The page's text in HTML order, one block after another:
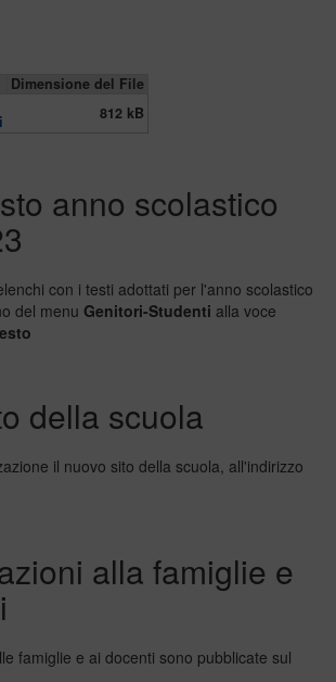
Dimensione del File
812 kB
anno scolastico
con i testi adottati per l'anno scolastico
del menu Genitori-Studenti alla voce
della scuola
il nuovo sito della scuola, all'indirizzo
alla famiglie e
famiglie e ai docenti sono pubblicate sul